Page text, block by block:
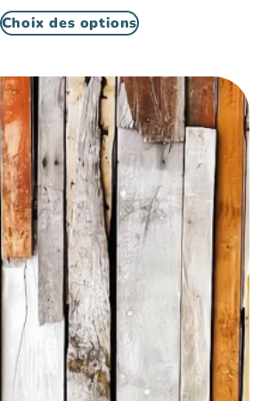
Choix des options